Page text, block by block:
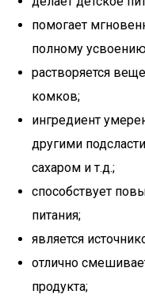
помогает
полному
растворяется
комков;
ингредиент
другими
сахаром и т.д.;
способствует
питания;
является
отлично
продукта;